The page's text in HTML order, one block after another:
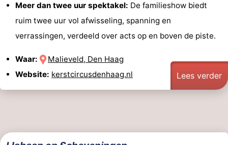
Meer dan twee uur spektakel: De familieshow biedt
ruim twee uur vol afwisseling, spanning en
verrassingen, verdeeld over acts op en boven de piste.
Waar:
Malieveld, Den Haag
Website: kerstcircusdenhaag.nl Lees verder